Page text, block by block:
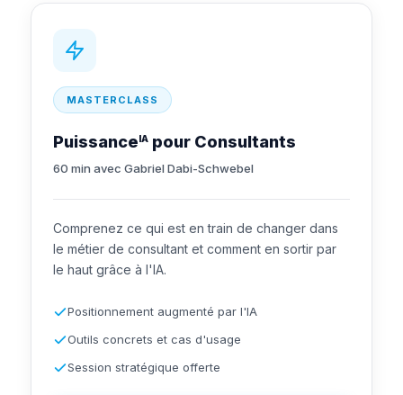
MASTERCLASS
Puissance IA pour Consultants
60 min avec Gabriel Dabi-Schwebel
Comprenez ce qui est en train de changer dans
le métier de consultant et comment en sortir par
le haut grâce à l'IA.
Positionnement augmenté par l'IA
Outils concrets et cas d'usage
Session stratégique offerte